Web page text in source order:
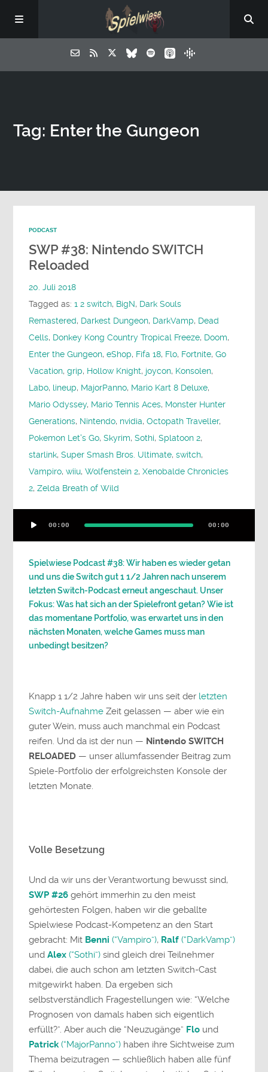
Tag: Enter the Gungeon
PODCAST
SWP #38: Nintendo SWITCH
Reloaded
20. Juli 2018
Tagged as:1 2 switch, BigN, Dark Souls
Remastered, Darkest Dungeon, DarkVamp, Dead
Cells, Donkey Kong Country Tropical Freeze, Doom,
Enter the Gungeon,eShop, Fifa 18, Flo, Fortnite,Go
Vacation,grip, Hollow Knight, joycon, Konsolen,
Labo, lineup, MajorPanno, Mario Kart 8 Deluxe,
Mario Odyssey, Mario Tennis Aces, Monster Hunter
Generations, Nintendo, nvidia,Octopath Traveller,
Pokemon Let's Go,Skyrim,Sothi,Splatoon 2,
starlink,Super Smash Bros. Ultimate,switch,
Vampiro,wiiu,Wolfenstein 2,Xenobalde Chronicles
2,Zelda Breath of Wild
Player
00:00 00:00
Spielwiese Podcast #38: Wir haben es wieder getan
und uns die Switch gut 1 1/2 Jahren nach unserem
letzten Switch-Podcast erneut angeschaut. Unser
Fokus: Was hat sich an der Spielefront getan? Wie ist
das momentane Portfolio, was erwartet uns in den
nächsten Monaten, welche Games muss man
unbedingt besitzen?
Knapp 1 1/2 Jahre haben wir uns seit der letzten
Switch-Aufnahme Zeit gelassen — aber wie ein
guter Wein, muss auch manchmal ein Podcast
reifen. Und da ist der nun — Nintendo SWITCH
RELOADED — unser allumfassender Beitrag zum
Spiele-Portfolio der erfolgreichsten Konsole der
letzten Monate.
Volle Besetzung
Und da wir uns der Verantwortung bewusst sind,
SWP #26 gehört immerhin zu den meist
gehörtesten Folgen, haben wir die geballte
Spielwiese Podcast-Kompetenz an den Start
gebracht: Mit Benni (“Vampiro”), Ralf (“DarkVamp”)
undAlex (“Sothi”) sind gleich drei Teilnehmer
dabei, die auch schon am letzten Switch-Cast
mitgewirkt haben. Da ergeben sich
selbstverständlich Fragestellungen wie: “Welche
Prognosen von damals haben sich eigentlich
erfüllt?”. Aber auch die “Neuzugänge” Flo und
Patrick(“MajorPanno”) haben ihre Sichtweise zum
Thema beizutragen — schließlich haben alle fünf